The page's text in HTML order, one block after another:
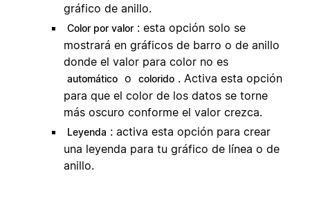
gráfico de anillo.
Color por valor : esta opción solo se
mostrará en gráficos de barro o de anillo
donde el valor para color no es
automático o colorido . Activa esta opción
para que el color de los datos se torne
más oscuro conforme el valor crezca.
Leyenda : activa esta opción para crear
una leyenda para tu gráfico de línea o de
anillo.